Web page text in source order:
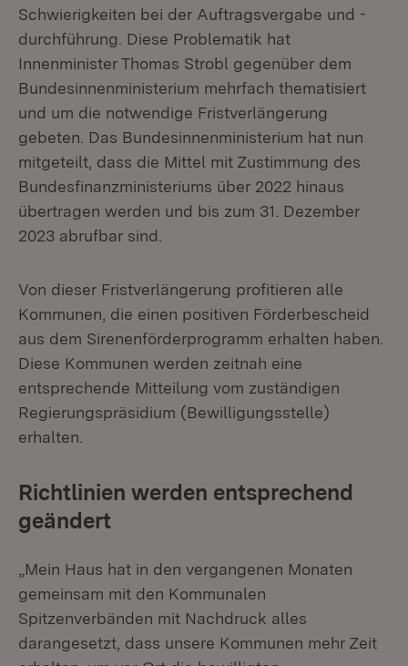
Schwierigkeiten bei der Auftragsvergabe und -
durchführung. Diese Problematik hat
Innenminister Thomas Strobl gegenüber dem
Bundesinnenministerium mehrfach thematisiert
und um die notwendige Fristverlängerung
gebeten. Das Bundesinnenministerium hat nun
mitgeteilt, dass die Mittel mit Zustimmung des
Bundesfinanzministeriums über 2022 hinaus
übertragen werden und bis zum 31. Dezember
2023 abrufbar sind.
Von dieser Fristverlängerung profitieren alle
Kommunen, die einen positiven Förderbescheid
aus dem Sirenenförderprogramm erhalten haben.
Diese Kommunen werden zeitnah eine
entsprechende Mitteilung vom zuständigen
Regierungspräsidium (Bewilligungsstelle)
erhalten.
Richtlinien werden entsprechend
geändert
„Mein Haus hat in den vergangenen Monaten
gemeinsam mit den Kommunalen
Spitzenverbänden mit Nachdruck alles
darangesetzt, dass unsere Kommunen mehr Zeit